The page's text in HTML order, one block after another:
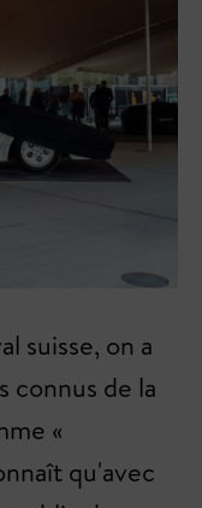
suisse, on a
connus de la
«
qu'avec